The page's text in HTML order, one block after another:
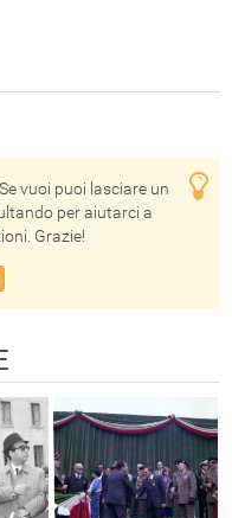
vuoi puoi lasciare un
per aiutarci a
Grazie!